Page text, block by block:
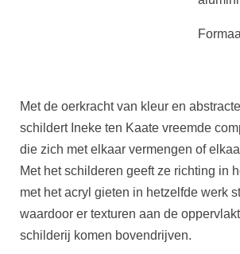
Met de oerkracht van kleur en
schildert Ineke ten Kaate vreemde
die zich met elkaar vermengen of
Met het schilderen geeft ze richting in
met het acryl gieten in hetzelfde werk
waardoor er texturen aan de
schilderij komen bovendrijven.